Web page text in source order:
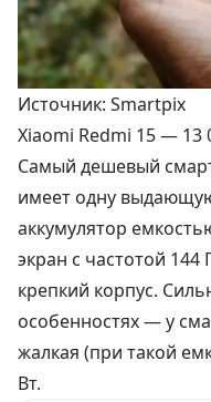
Источник: Smartpix
Xiaomi Redmi 15 — 13
Самый дешевый
имеет одну
аккумулятор
экран с частотой 144
крепкий корпус.
особенностях — у
жалкая (при такой
Вт.